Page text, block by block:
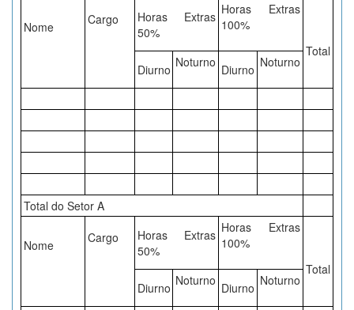
Nome Cargo
Horas Extras
50%
Horas Extras
100%
Total
Diurno Noturno Diurno Noturno
Total do Setor A
Nome Cargo
Horas Extras
50%
Horas Extras
100%
Total
Diurno Noturno Diurno Noturno